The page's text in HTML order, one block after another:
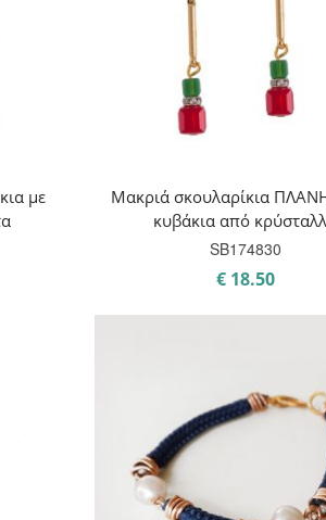
με
Μακριά σκουλαρίκια
κυβάκια από
SB174830
€18.50